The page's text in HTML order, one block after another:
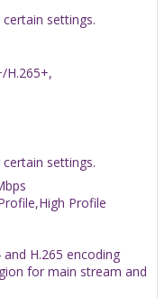
settings.
H.265+,
settings.
Profile
and H.265 encoding
for main stream and